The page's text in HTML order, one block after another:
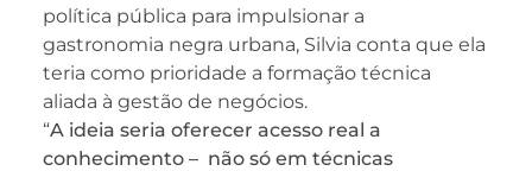
política pública para impulsionar a
gastronomia negra urbana, Silvia conta que ela
teria como prioridade a formação técnica
aliada à gestão de negócios.
“A ideia seria oferecer acesso real a
conhecimento – não só em técnicas